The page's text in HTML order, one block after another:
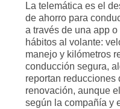
La telemática es el
de ahorro para
a través de una app
hábitos al volante:
manejo y kilómetros
conducción segura,
reportan reducciones
renovación, aunque
según la compañía y